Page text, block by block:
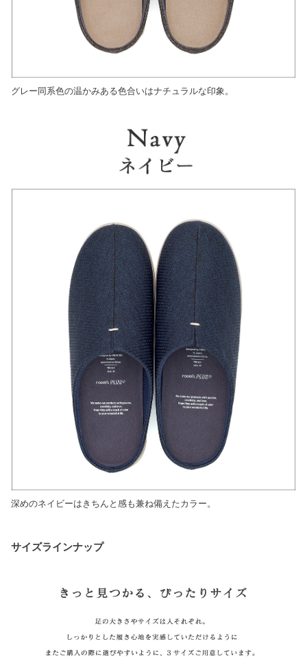
グレー同系色の温かみある色合いはナチュラルな印象。
深めのネイビーはきちんと感も兼ね備えたカラー。
サイズラインナップ